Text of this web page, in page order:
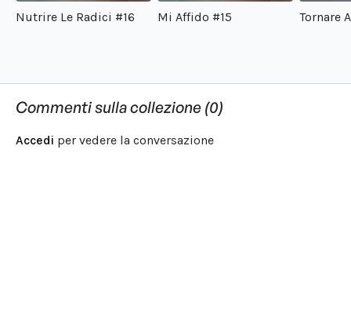
Nutrire Le Radici #16 Mi Affido #15 Tornare
Commenti sulla collezione (0)
Accedi per vedere la conversazione